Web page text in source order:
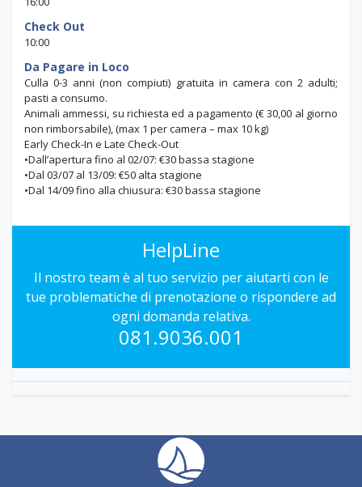
Check Out
10:00
Da Pagare in Loco
Culla 0-3 anni (non compiuti) gratuita in camera con 2 adulti;
pasti a consumo.
Animali ammessi, su richiesta ed a pagamento (€ 30,00 al giorno
non rimborsabile), (max 1 per camera – max 10 kg)
Early Check-In e Late Check-Out
•Dall’apertura fino al 02/07: €30 bassa stagione
•Dal 03/07 al 13/09: €50 alta stagione
•Dal 14/09 fino alla chiusura: €30 bassa stagione
HelpLine
Il nostro team è al tuo servizio per aiutarti con le
tue problematiche di prenotazione o rispondere ad
ogni domanda relativa.
081.9036.001